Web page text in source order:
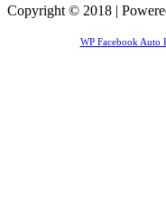
Copyright © 2018 |
WP Facebook Auto